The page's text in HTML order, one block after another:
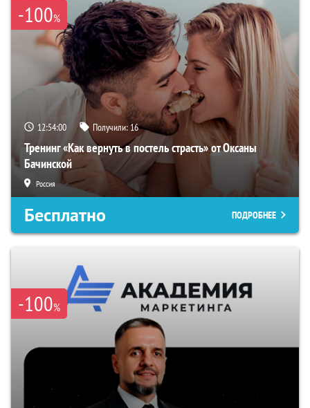
-100%
12:54:00 Получили:16
Тренинг «Как вернуть в постель страсть» от Оксаны
Бачинской
Россия
Бесплатно ПОДРОБНЕЕ
-100%